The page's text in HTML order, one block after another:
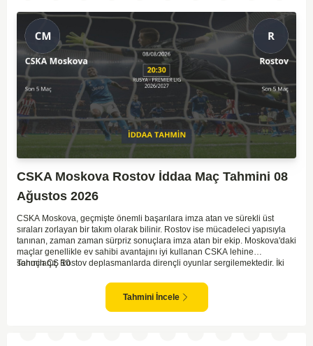
CSKA Moskova Rostov İddaa Maç Tahmini 08
Ağustos 2026
CSKA Moskova, geçmişte önemli başarılara imza atan ve sürekli üst
sıraları zorlayan bir takım olarak bilinir. Rostov ise mücadeleci yapısıyla
tanınan, zaman zaman sürpriz sonuçlara imza atan bir ekip. Moskova'daki
maçlar genellikle ev sahibi avantajını iyi kullanan CSKA lehine
sonuçlanır. Rostov deplasmanlarda dirençli oyunlar sergilemektedir. İki
göstermektedir. CSKA'nın evinde oynayacak olması ve genel istatistikler
göz önüne alındığında, CSKA'nın sahasında kolay kolay puan
kaybetmeyeceğini söyleyebiliriz.
Tahmin ÇŞ 10
Tahmini İncele